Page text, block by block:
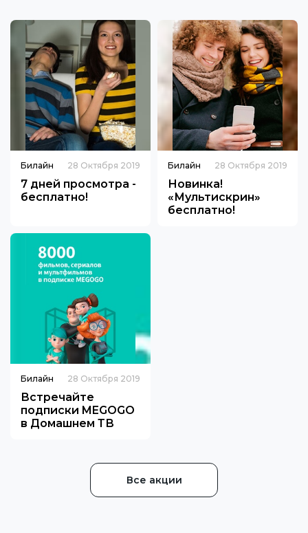
Билайн 28 Октября 2019
7 дней просмотра -
бесплатно!
Билайн 28 Октября 2019
Новинка!
«Мультискрин»
бесплатно!
Билайн 28 Октября 2019
Встречайте
подписки MEGOGO
в Домашнем ТВ
Все акции